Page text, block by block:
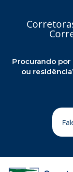
Procurando por
ou